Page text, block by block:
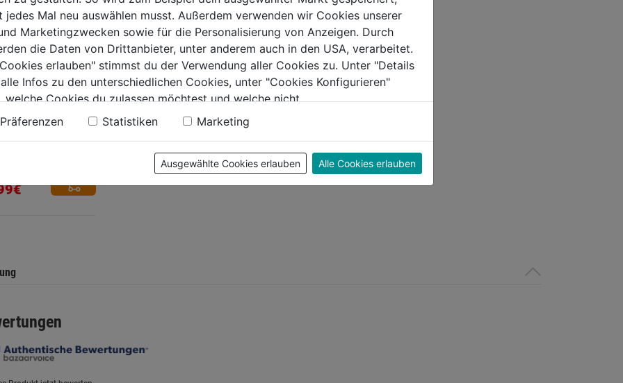
Stretch-
schwarz
Funktions Bundhose
110313
von
Mal neu auswählen musst. Außerdem verwenden wir Cookies unserer
Marketingzwecken sowie für die Personalisierung von Anzeigen. Durch
die Daten von Drittanbieter, unter anderem auch in den USA, verarbeitet.
erlauben" stimmst du der Verwendung aller Cookies zu. Unter "Details
Infos zu den unterschiedlichen Cookies, unter "Cookies Konfigurieren"
welche Cookies du zulassen möchtest und welche nicht.
findest du in unserer Datenschutzerklärung
Präferenzen Statistiken Marketing
Ausgewählte Cookies erlauben Alle Cookies erlauben